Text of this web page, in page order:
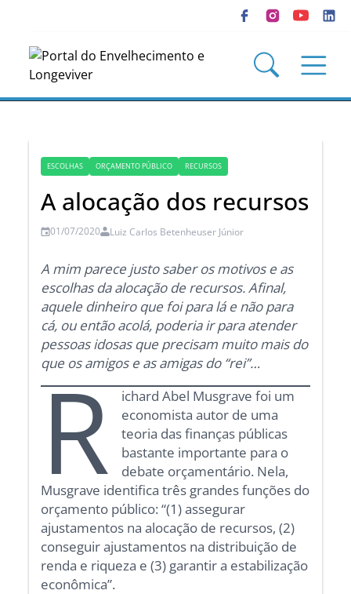
ESCOLHAS ORÇAMENTO PÚBLICO RECURSOS
A alocação dos recursos
01/07/2020 Luiz Carlos Betenheuser Júnior
A mim parece justo saber os motivos e as
escolhas da alocação de recursos. Afinal,
aquele dinheiro que foi para lá e não para
cá, ou então acolá, poderia ir para atender
pessoas idosas que precisam muito mais do
que os amigos e as amigas do “rei”…
R
ichard Abel Musgrave foi um
economista autor de uma
teoria das finanças públicas
bastante importante para o
debate orçamentário. Nela,
Musgrave identifica três grandes funções do
orçamento público: “(1) assegurar
ajustamentos na alocação de recursos, (2)
conseguir ajustamentos na distribuição de
renda e riqueza e (3) garantir a estabilização
econômica”.